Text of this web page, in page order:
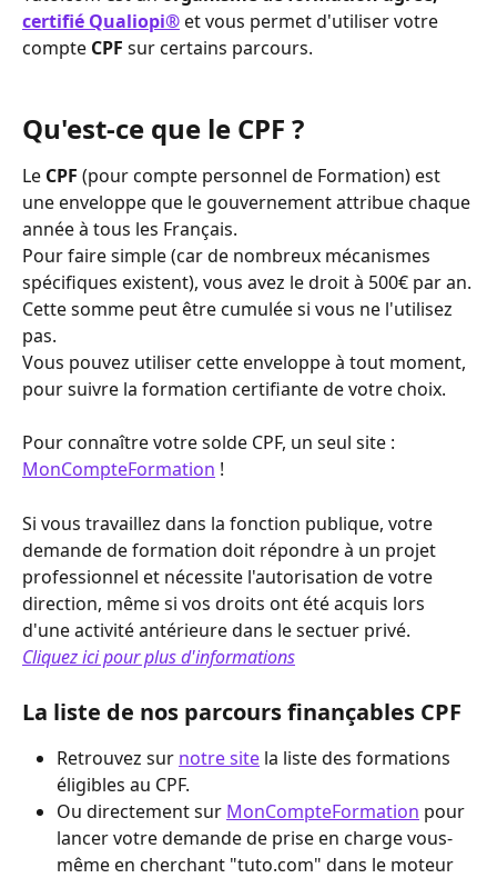
certifié Qualiopi® et vous permet d'utiliser votre
compte CPF sur certains parcours.
Qu'est-ce que le CPF ?
Le CPF (pour compte personnel de Formation) est
une enveloppe que le gouvernement attribue chaque
année à tous les Français.
Pour faire simple (car de nombreux mécanismes
spécifiques existent), vous avez le droit à 500€ par an.
Cette somme peut être cumulée si vous ne l'utilisez
pas.
Vous pouvez utiliser cette enveloppe à tout moment,
pour suivre la formation certifiante de votre choix.
Pour connaître votre solde CPF, un seul site :
MonCompteFormation !
Si vous travaillez dans la fonction publique, votre
demande de formation doit répondre à un projet
professionnel et nécessite l'autorisation de votre
direction, même si vos droits ont été acquis lors
d'une activité antérieure dans le sectuer privé.
Cliquez ici pour plus d'informations
La liste de nos parcours finançables CPF
Retrouvez sur notre site la liste des formations
éligibles au CPF.
Ou directement sur MonCompteFormation pour
lancer votre demande de prise en charge vous-
même en cherchant "tuto.com" dans le moteur